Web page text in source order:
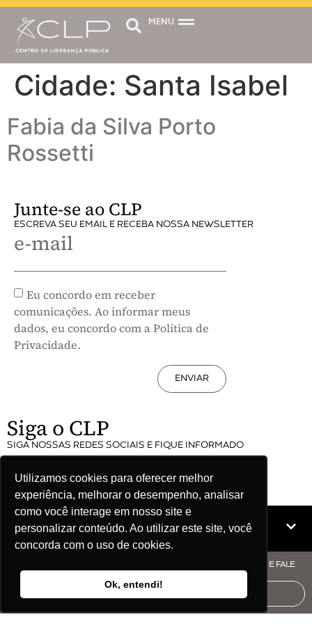
Utilizamos cookies para oferecer melhor
experiência, melhorar o desempenho, analisar
como você interage em nosso site e
personalizar conteúdo. Ao utilizar este site, você
concorda com o uso de cookies.
Ok, entendi!
MENU
Cidade: Santa Isabel
Fabia da Silva Porto
Rossetti
Junte-se ao CLP
ESCREVA SEU EMAIL E RECEBA NOSSA NEWSLETTER
e-mail
Eu concordo em receber
comunicações. Ao informar meus
dados, eu concordo com a Política de
Privacidade.
ENVIAR
Siga o CLP
SIGA NOSSAS REDES SOCIAIS E FIQUE INFORMADO
Mapa do site
© COPYRIGHT CLP - CNPJ: 09.512.143/0001-57 - CLIQUE AQUI E FALE